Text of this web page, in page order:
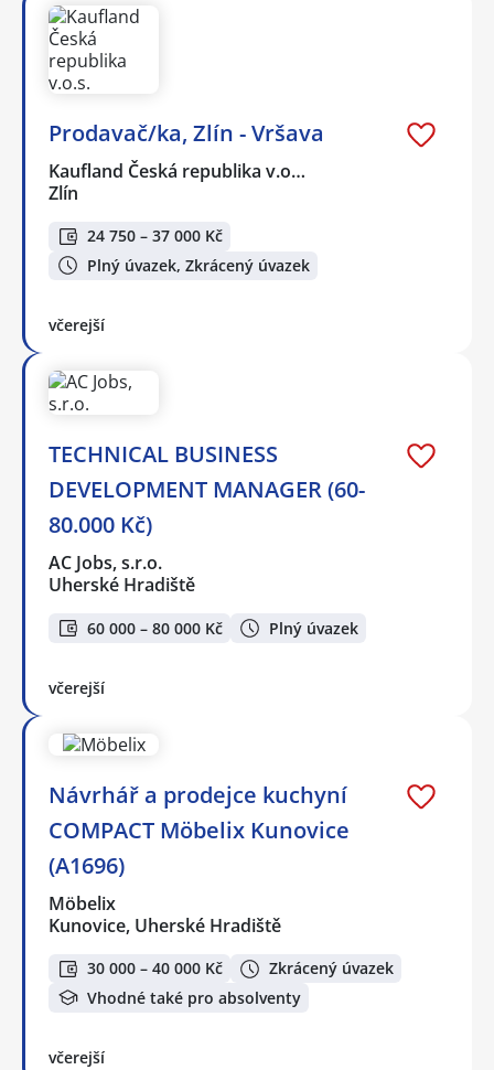
Prodavač/ka, Zlín - Vršava
Kaufland Česká republika v.o…
Zlín
24 750 – 37 000 Kč
Plný úvazek, Zkrácený úvazek
včerejší
TECHNICAL BUSINESS
DEVELOPMENT MANAGER (60-
80.000 Kč)
AC Jobs, s.r.o.
Uherské Hradiště
60 000 – 80 000 Kč Plný úvazek
včerejší
Návrhář a prodejce kuchyní
COMPACT Möbelix Kunovice
(A1696)
Möbelix
Kunovice, Uherské Hradiště
30 000 – 40 000 Kč
Zkrácený úvazek
Vhodné také pro absolventy
včerejší